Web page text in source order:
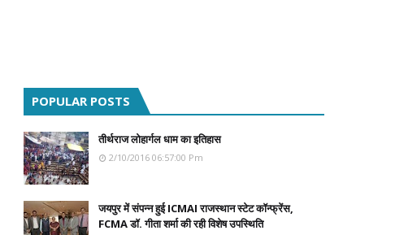
POPULAR POSTS
तीर्थराज लोहार्गल धाम का इतिहास
2/10/2016 06:57:00 Pm
जयपुर में संपन्न हुई ICMAI राजस्थान स्टेट कॉन्फ्रेंस,
FCMA डॉ. गीता शर्मा की रही विशेष उपस्थिति